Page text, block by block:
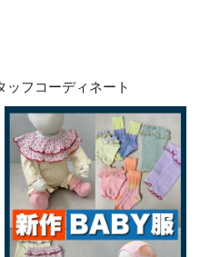
ッフコーディネート